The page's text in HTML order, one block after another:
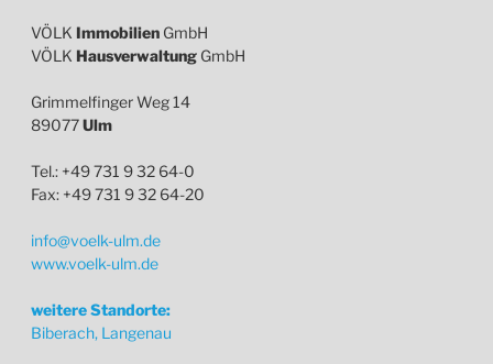
VÖLK Immobilien GmbH
VÖLK Hausverwaltung GmbH
Grimmelfinger Weg 14
89077Ulm
Tel.: +49 731 9 32 64-0
Fax: +49 731 9 32 64-20
info@voelk-ulm.de
www.voelk-ulm.de
weitere Standorte:
Biberach, Langenau